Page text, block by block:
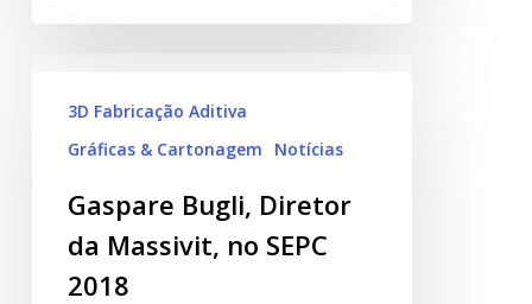
3D Fabricação Aditiva
Gráficas & Cartonagem
Notícias
Gaspare Bugli, Diretor
da Massivit, no SEPC
2018